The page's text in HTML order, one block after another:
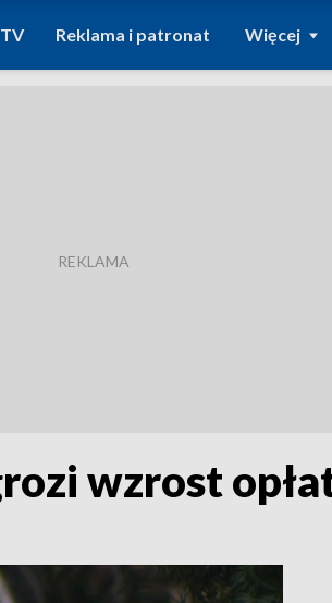
Reklama i patronat Więcej
wzrost